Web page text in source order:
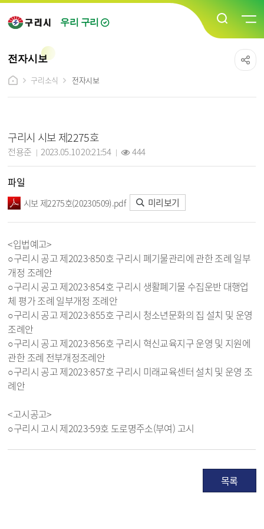
우리 구리
전자시보
구리소식
전자시보
구리시 시보 제2275호
전용준 2023.05.10 20:21:54 444
파일
시보 제2275호(20230509).pdf 미리보기
<입법예고>
○구리시 공고 제2023-850호 구리시 폐기물관리에 관한 조례 일부
개정 조례안
○구리시 공고 제2023-854호 구리시 생활폐기물 수집운반 대행업
체 평가 조례 일부개정 조례안
○구리시 공고 제2023-855호 구리시 청소년문화의 집 설치 및 운영
조례안
○구리시 공고 제2023-856호 구리시 혁신교육지구 운영 및 지원에
관한 조례 전부개정조례안
○구리시 공고 제2023-857호 구리시 미래교육센터 설치 및 운영 조
례안
<고시공고>
○구리시 고시 제2023-59호 도로명주소(부여) 고시
목록